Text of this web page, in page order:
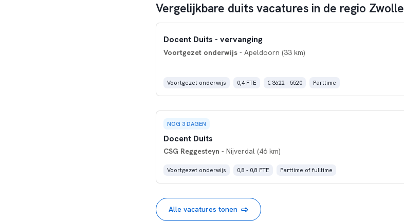
Vergelijkbare duits vacatures in de regio Zwolle
Docent Duits - vervanging
Voortgezet onderwijs- Apeldoorn (33 km)
Voortgezet onderwijs 0,4 FTE € 3622 - 5520 Parttime
NOG 3 DAGEN
Docent Duits
CSG Reggesteyn - Nijverdal (46 km)
Voortgezet onderwijs 0,8 - 0,8 FTE Parttime of fulltime
Alle vacatures tonen